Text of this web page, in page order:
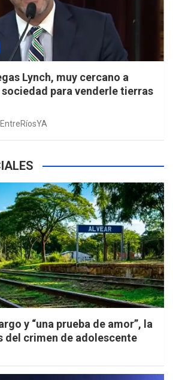
Lynch, muy cercano a
para venderle tierras
EntreRíosYA
y “una prueba de amor”, la
del crimen de adolescente